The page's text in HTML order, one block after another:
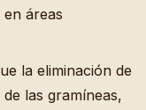
áreas
la eliminación de
las gramíneas,